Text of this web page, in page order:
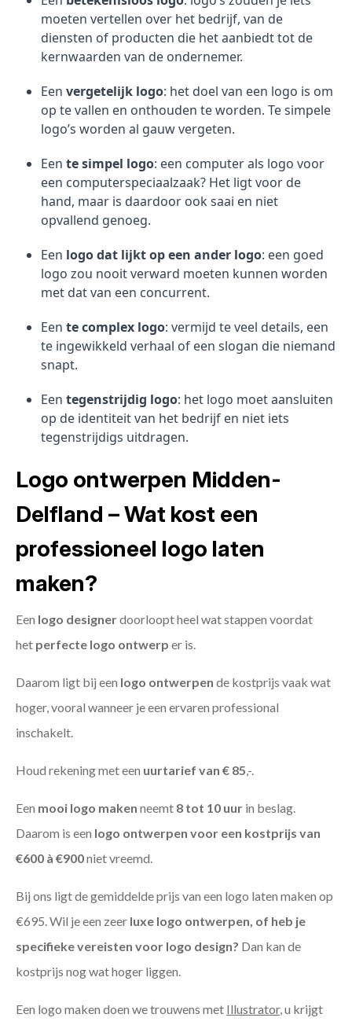
moeten vertellen over het bedrijf, van de
diensten of producten die het aanbiedt tot de
kernwaarden van de ondernemer.
Een vergetelijk logo: het doel van een logo is om
op te vallen en onthouden te worden. Te simpele
logo’s worden al gauw vergeten.
Een te simpel logo: een computer als logo voor
een computerspeciaalzaak? Het ligt voor de
hand, maar is daardoor ook saai en niet
opvallend genoeg.
Een logo dat lijkt op een ander logo: een goed
logo zou nooit verward moeten kunnen worden
met dat van een concurrent.
Een te complex logo: vermijd te veel details, een
te ingewikkeld verhaal of een slogan die niemand
snapt.
Een tegenstrijdig logo: het logo moet aansluiten
op de identiteit van het bedrijf en niet iets
tegenstrijdigs uitdragen.
Logo ontwerpen Midden-
Delfland – Wat kost een
professioneel logo laten
maken?
Een logo designerdoorloopt heel wat stappen voordat
het perfecte logo ontwerp er is.
Daarom ligt bij een logo ontwerpen de kostprijs vaak wat
hoger, vooral wanneer je een ervaren professional
inschakelt.
Houd rekening met een uurtarief van € 85,-.
Een mooi logo maken neemt 8 tot 10 uur in beslag.
Daarom is een logo ontwerpen voor een kostprijs van
€600 à €900niet vreemd.
Bij ons ligt de gemiddelde prijs van een logo laten maken op
€695. Wil je een zeer luxe logo ontwerpen, of heb je
specifieke vereisten voor logo design? Dan kan de
kostprijs nog wat hoger liggen.
Een logo maken doen we trouwens met Illustrator, u krijgt